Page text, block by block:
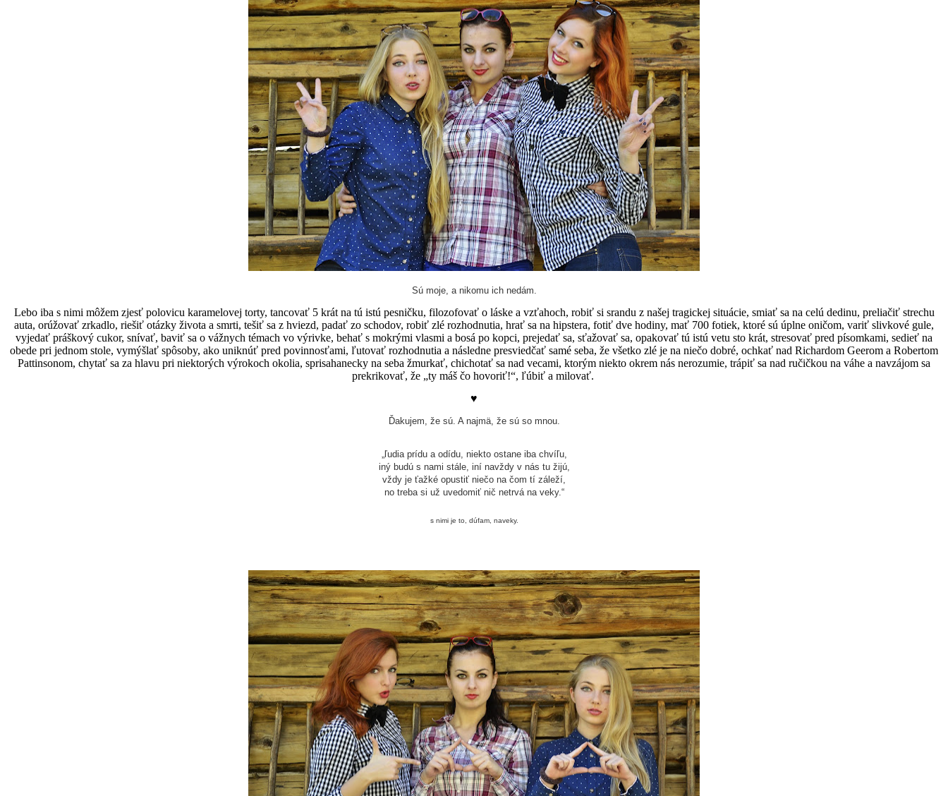
Sú moje, a nikomu ich nedám.
Lebo iba s nimi môžem zjesť polovicu karamelovej torty, tancovať 5 krát na tú istú pesničku, filozofovať o láske a vzťahoch, robiť si srandu z našej tragickej situácie, smiať sa na celú dedinu, preliačiť strechu
auta, orúžovať zrkadlo, riešiť otázky života a smrti, tešiť sa z hviezd, padať zo schodov, robiť zlé rozhodnutia, hrať sa na hipstera, fotiť dve hodiny, mať 700 fotiek, ktoré sú úplne oničom, variť slivkové gule,
vyjedať práškový cukor, snívať, baviť sa o vážnych témach vo výrivke, behať s mokrými vlasmi a bosá po kopci, prejedať sa, sťažovať sa, opakovať tú istú vetu sto krát, stresovať pred písomkami, sedieť na
obede pri jednom stole, vymýšlať spôsoby, ako uniknúť pred povinnosťami, ľutovať rozhodnutia a následne presviedčať samé seba, že všetko zlé je na niečo dobré, ochkať nad Richardom Geerom a Robertom
Pattinsonom, chytať sa za hlavu pri niektorých výrokoch okolia, sprisahanecky na seba žmurkať, chichotať sa nad vecami, ktorým niekto okrem nás nerozumie, trápiť sa nad ručičkou na váhe a navzájom sa
prekrikovať, že „ty máš čo hovoriť!“, ľúbiť a milovať.
♥
Ďakujem, že sú. A najmä, že sú so mnou.
„ľudia prídu a odídu, niekto ostane iba chvíľu,
iný budú s nami stále, iní navždy v nás tu žijú,
vždy je ťažké opustiť niečo na čom tí záleží,
no treba si už uvedomiť nič netrvá na veky.“
s nimi je to, dúfam, naveky.